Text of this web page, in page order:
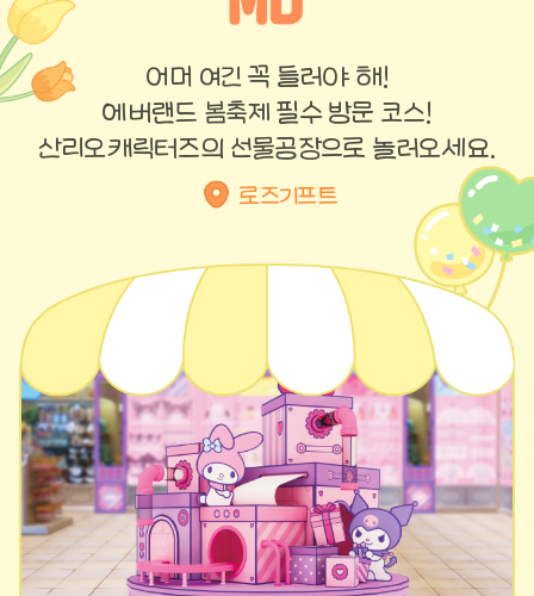
어머 여긴 꼭 들러야 해!
에버랜드 봄축제 필수 방문 코스!
산리오캐릭터즈의 선물공장으로 놀러오세요.
로즈기프트